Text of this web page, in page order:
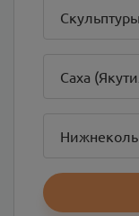
Скульптуры
Саха